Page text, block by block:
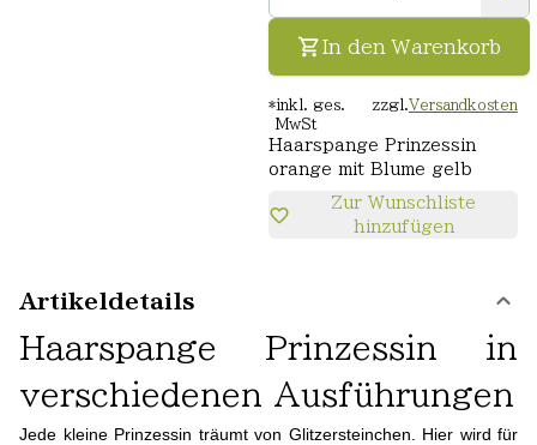
In den Warenkorb
*inkl. ges.
MwSt
zzgl. Versandkosten
Haarspange Prinzessin
orange mit Blume gelb
Zur Wunschliste
hinzufügen
Artikeldetails
Haarspange Prinzessin in
verschiedenen Ausführungen
Jede kleine Prinzessin träumt von Glitzersteinchen. Hier wird für